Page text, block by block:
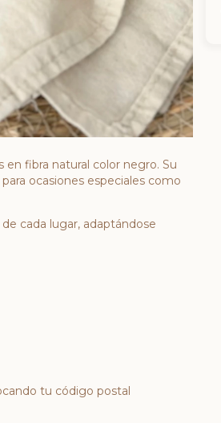
fibra natural color negro. Su
ocasiones especiales como
cada lugar, adaptándose
tu código postal